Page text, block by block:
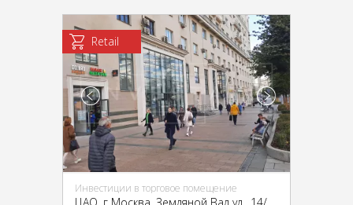
Retail
Инвестиции в торговое помещение